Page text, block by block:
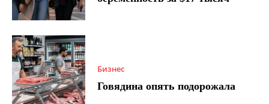
Бизнес
Говядина опять подорожала